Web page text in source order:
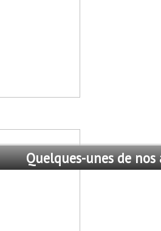
Quelques-unesde